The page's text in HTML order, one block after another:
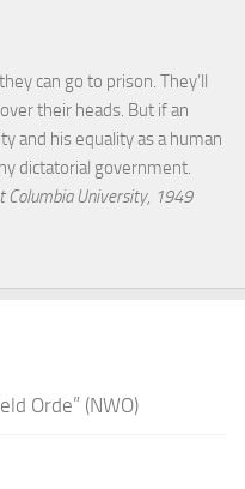
can go to prison. They’ll
their heads. But if an
and his equality as a human
dictatorial government.
Columbia University, 1949
Orde” (NWO)